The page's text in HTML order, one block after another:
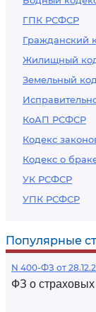
ГПК РСФСР
Гражданский
Жилищный
Земельный
КоАП РСФСР
Кодекс
Кодекс о
УК РСФСР
УПК РСФСР
Популярные
N 400-ФЗ от
ФЗ о